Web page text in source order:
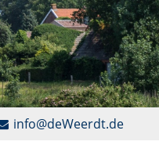
info@deWeerdt.de